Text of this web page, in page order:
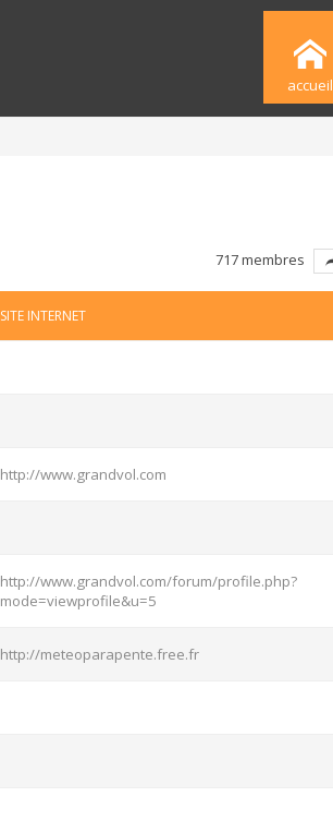
accueil
717 membres
SITE INTERNET
http://www.grandvol.com
http://www.grandvol.com/forum/profile.php?
mode=viewprofile&u=5
http://meteoparapente.free.fr